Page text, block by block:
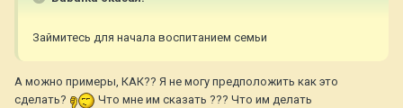
Займитесь для начала воспитанием семьи
А можно примеры, КАК?? Я не могу предположить как это
сделать?
Что мне им сказать ??? Что им делать